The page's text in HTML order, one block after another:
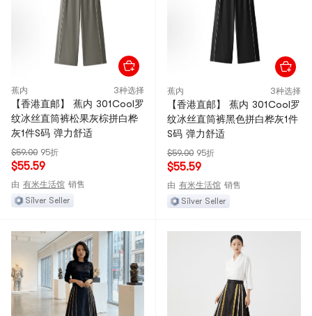
蕉内 3种选择
【香港直邮】 蕉内 301Cool罗
纹冰丝直筒裤松果灰棕拼白桦
灰1件S码 弹力舒适
$59.00 95折
$55.59
由 有米生活馆 销售
Silver Seller
蕉内 3种选择
【香港直邮】 蕉内 301Cool罗
纹冰丝直筒裤黑色拼白桦灰1件
S码 弹力舒适
$59.00 95折
$55.59
由 有米生活馆 销售
Silver Seller